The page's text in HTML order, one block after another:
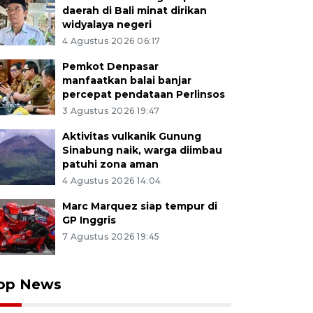
daerah di Bali minat dirikan
widyalaya negeri
4 Agustus 2026 06:17
Pemkot Denpasar
manfaatkan balai banjar
percepat pendataan Perlinsos
3 Agustus 2026 19:47
Aktivitas vulkanik Gunung
Sinabung naik, warga diimbau
patuhi zona aman
4 Agustus 2026 14:04
Marc Marquez siap tempur di
GP Inggris
7 Agustus 2026 19:45
News